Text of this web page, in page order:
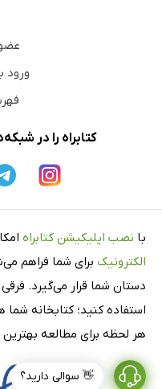
👋 سوالی دارید؟
ورود
کتابراه را در
با نصب اپلیکیشن کتابراه
الکترونیک برای شما فراهم
دستان شما قرار می‌گیرد. فرقی
استفاده کنید؛ کتابخانه
هر لحظه برای مطالعه بهترین